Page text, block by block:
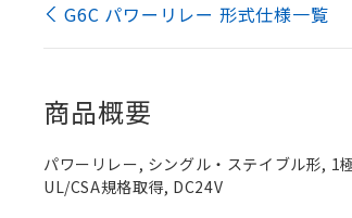
G6C パワーリレー 形式仕様一覧
商品概要
パワーリレー, シングル・ステイブル形, 1
UL/CSA規格取得, DC24V